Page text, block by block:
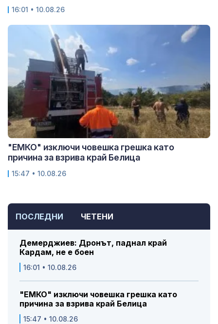
ПОСЛЕДНИ ЧЕТЕНИ
Демерджиев: Дронът, паднал край
Кардам, не е боен
16:01 • 10.08.26
"ЕМКО" изключи човешка грешка като
причина за взрива край Белица
15:47 • 10.08.26
16:01 • 10.08.26
"ЕМКО" изключи човешка грешка като
причина за взрива край Белица
15:47 • 10.08.26